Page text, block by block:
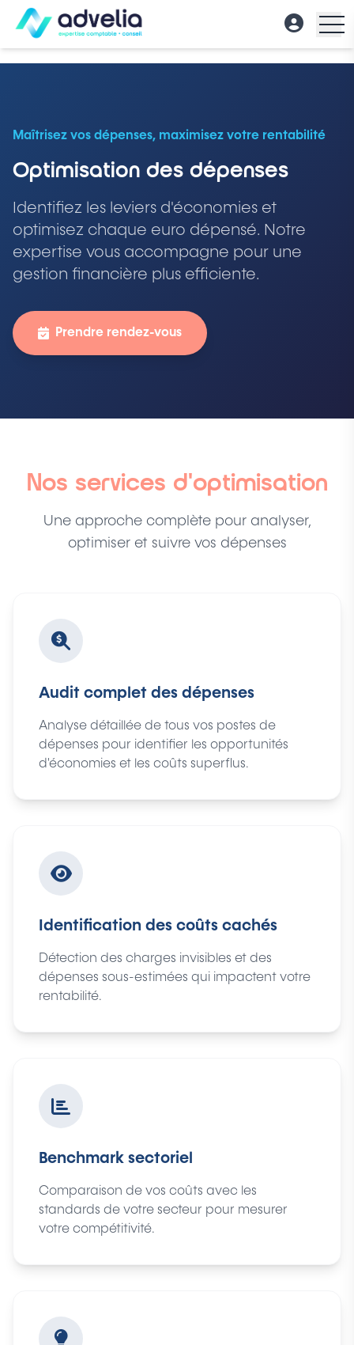
Maîtrisez vos dépenses, maximisez votre rentabilité
Optimisation des dépenses
Identifiez les leviers d'économies et
optimisez chaque euro dépensé. Notre
expertise vous accompagne pour une
gestion financière plus efficiente.
Prendre rendez-vous
Nos services d'optimisation
Une approche complète pour analyser,
optimiser et suivre vos dépenses
Audit complet des dépenses
Analyse détaillée de tous vos postes de
dépenses pour identifier les opportunités
d'économies et les coûts superflus.
Identification des coûts cachés
Détection des charges invisibles et des
dépenses sous-estimées qui impactent votre
rentabilité.
Benchmark sectoriel
Comparaison de vos coûts avec les
standards de votre secteur pour mesurer
votre compétitivité.